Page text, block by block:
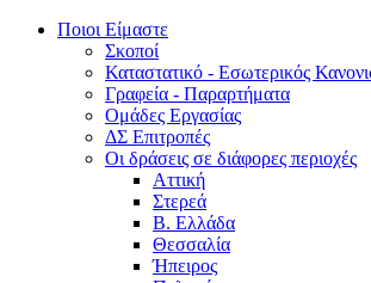
Ποιοι Είμαστε
Σκοποί
Καταστατικό - Εσωτερικός
Γραφεία - Παραρτήματα
Ομάδες Εργασίας
ΔΣ Επιτροπές
Οι δράσεις σε διάφορες περιοχές
Αττική
Στερεά
Β. Ελλάδα
Θεσσαλία
Ήπειρος